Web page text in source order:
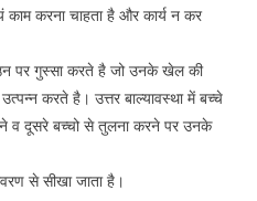
करना चाहता है और कार्य न कर
पर गुस्सा करते है जो उनके खेल की
करते है। उत्तर बाल्यावस्था में बच्चे
व दूसरे बच्चो से तुलना करने पर उनके
से सीखा जाता है।